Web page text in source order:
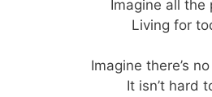
Imagine all the
Living for
Imagine there’s
It isn’t hard